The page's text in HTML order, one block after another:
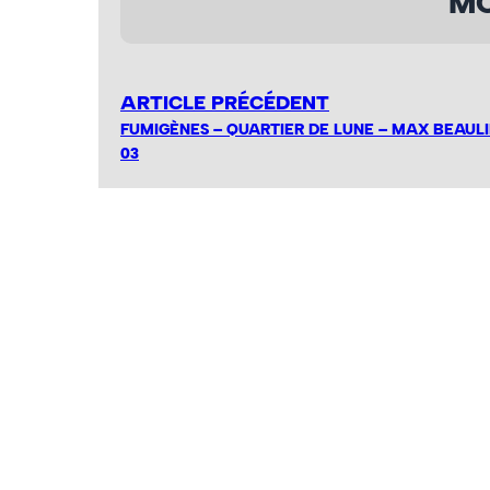
ARTICLE PRÉCÉDENT
FUMIGÈNES – QUARTIER DE LUNE – MAX
03